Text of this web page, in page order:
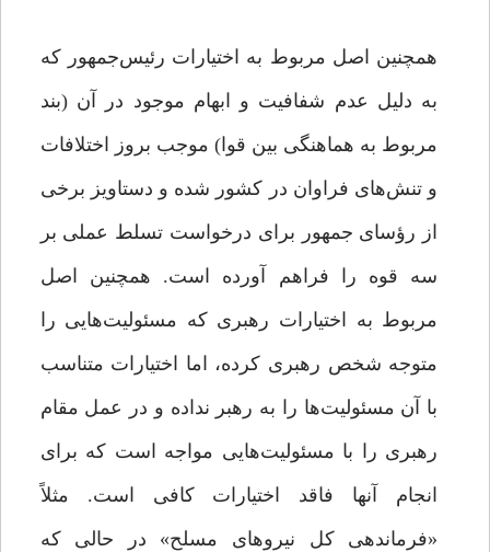
همچنین اصل مربوط به اختیارات رئیس‌جمهور که
به دلیل عدم شفافیت و ابهام موجود در آن (بند
مربوط به هماهنگی بین قوا) موجب بروز اختلافات
و تنش‌های فراوان در کشور شده و دستاویز برخی
از رؤسای جمهور برای درخواست تسلط عملی بر
سه قوه را فراهم آورده است. همچنین اصل
مربوط به اختیارات رهبری که مسئولیت‌هایی را
متوجه شخص رهبری کرده، اما اختیارات متناسب
با آن مسئولیت‌ها را به رهبر نداده و در عمل مقام
رهبری را با مسئولیت‌هایی مواجه است که برای
انجام آنها فاقد اختیارات کافی است. مثلاً
«فرماندهی کل نیروهای مسلح» در حالی که